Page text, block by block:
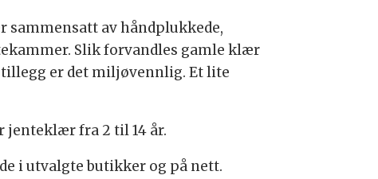
sammensatt av håndplukkede,
Slik forvandles gamle klær
er det miljøvennlig. Et lite
jenteklær fra 2 til 14 år.
i utvalgte butikker og på nett.